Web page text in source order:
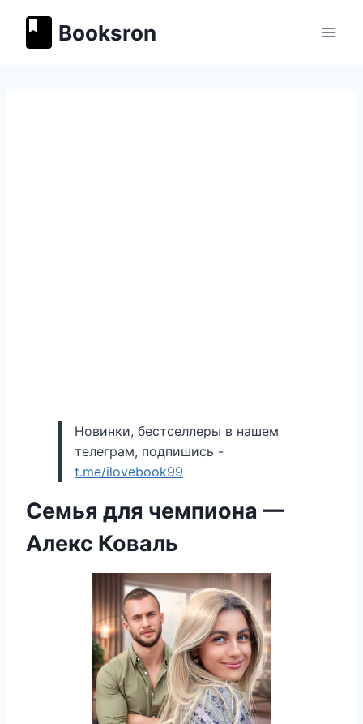
содержимому
Booksron
Новинки, бестселлеры в нашем
телеграм, подпишись -
t.me/ilovebook99
Семья для чемпиона —
Алекс Коваль